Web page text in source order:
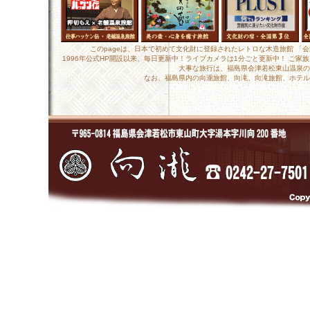
このpageは、日本で初めて文化財に登録されたレトロな木造旅館
1996年公式HP開設以来、毎日更新中！ライブカメラは1分ごと更新中！ ご家
大事な旅行は、福島県会津若松東山温泉
なお、福島県内の向瀧旅館、向滝、向滝旅館、ホテ